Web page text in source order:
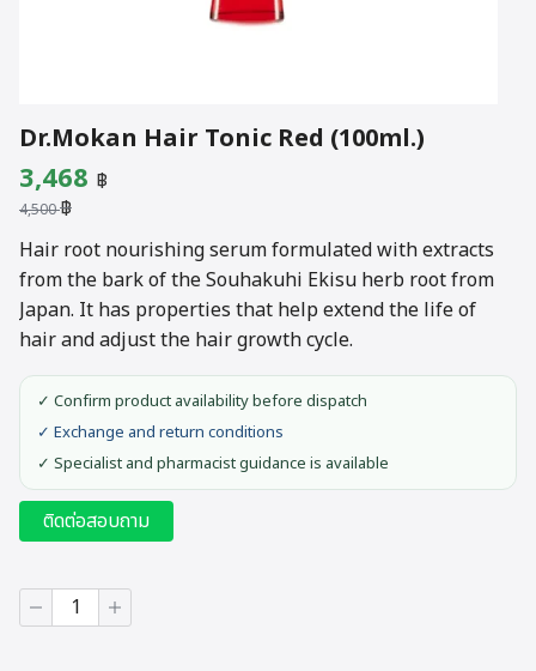
Dr.Mokan Hair Tonic Red (100ml.)
4,500฿
Original
price
was:
4,500 ฿.
3,468 ฿
is:
3,468 ฿.
Hair root nourishing serum formulated with extracts
from the bark of the Souhakuhi Ekisu herb root from
Japan. It has properties that help extend the life of
hair and adjust the hair growth cycle.
✓ Confirm product availability before dispatch
✓ Exchange and return conditions
✓ Specialist and pharmacist guidance is available
ติดต่อสอบถาม
Dr.Mokan
Hair